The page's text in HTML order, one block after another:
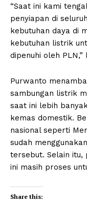
“Saat ini kami
penyiapan di
kebutuhan daya di
kebutuhan listrik
dipenuhi oleh
Purwanto
sambungan listrik
saat ini lebih
kemas domestik.
nasional seperti
sudah
tersebut. Selain itu,
ini masih proses
Share this: